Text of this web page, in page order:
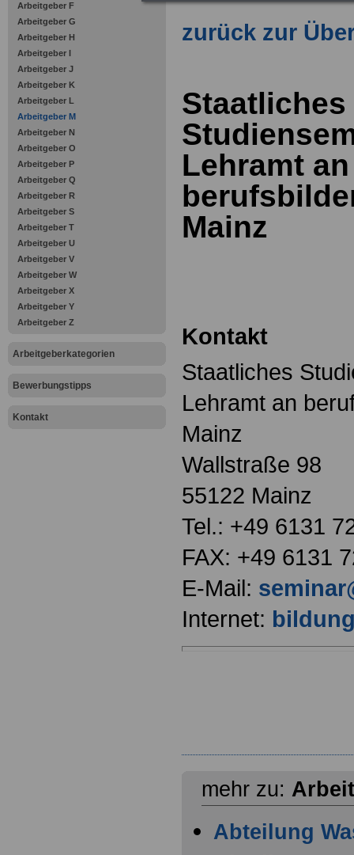
Arbeitgeber F
Arbeitgeber G
Arbeitgeber H
Arbeitgeber I
Arbeitgeber J
Arbeitgeber K
Arbeitgeber L
Arbeitgeber M
Arbeitgeber N
Arbeitgeber O
Arbeitgeber P
Arbeitgeber Q
Arbeitgeber R
Arbeitgeber S
Arbeitgeber T
Arbeitgeber U
Arbeitgeber V
Arbeitgeber W
Arbeitgeber X
Arbeitgeber Y
Arbeitgeber Z
Arbeitgeberkategorien
Bewerbungstipps
Kontakt
zurück zur
Staatliches
Lehramt an
Mainz
Kontakt
Staatliches
Lehramt an
Mainz
Wallstraße 98
55122 Mainz
Tel.: +49 6131
FAX: +49 6131
E-Mail:
Internet:
mehr zu:
Abteilung